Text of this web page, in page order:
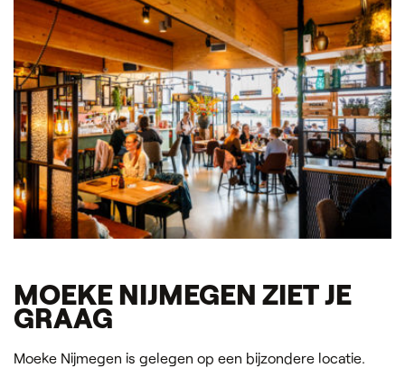
MOEKE NIJMEGEN ZIET JE
GRAAG
Moeke Nijmegen is gelegen op een bijzondere locatie.